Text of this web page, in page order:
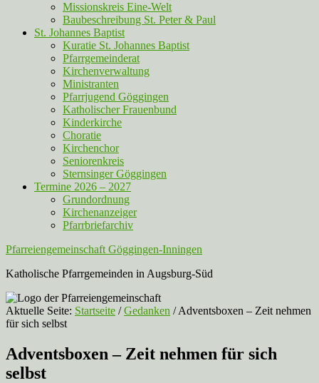
Missionskreis Eine-Welt
Baubeschreibung St. Peter & Paul
St. Johannes Baptist
Kuratie St. Johannes Baptist
Pfarrgemeinderat
Kirchenverwaltung
Ministranten
Pfarrjugend Göggingen
Katholischer Frauenbund
Kinderkirche
Choratie
Kirchenchor
Seniorenkreis
Sternsinger Göggingen
Termine 2026 – 2027
Grundordnung
Kirchenanzeiger
Pfarrbriefarchiv
Pfarreiengemeinschaft Göggingen-Inningen
Katholische Pfarrgemeinden in Augsburg-Süd
Aktuelle Seite: Startseite / Gedanken /Adventsboxen – Zeit nehmen
für sich selbst
Adventsboxen – Zeit nehmen für sich
selbst